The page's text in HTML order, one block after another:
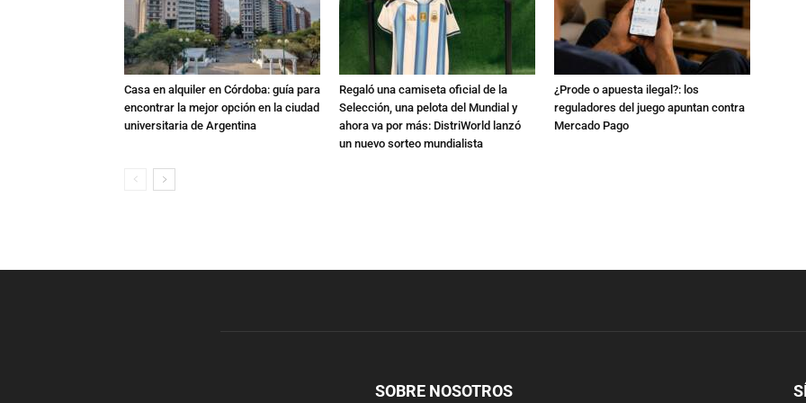
Casa en alquiler en Córdoba: guía para
encontrar la mejor opción en la ciudad
universitaria de Argentina
Regaló una camiseta oficial de la
Selección, una pelota del Mundial y
ahora va por más: DistriWorld lanzó
un nuevo sorteo mundialista
¿Prode o apuesta ilegal?: los
reguladores del juego apuntan contra
Mercado Pago
SOBRE NOSOTROS